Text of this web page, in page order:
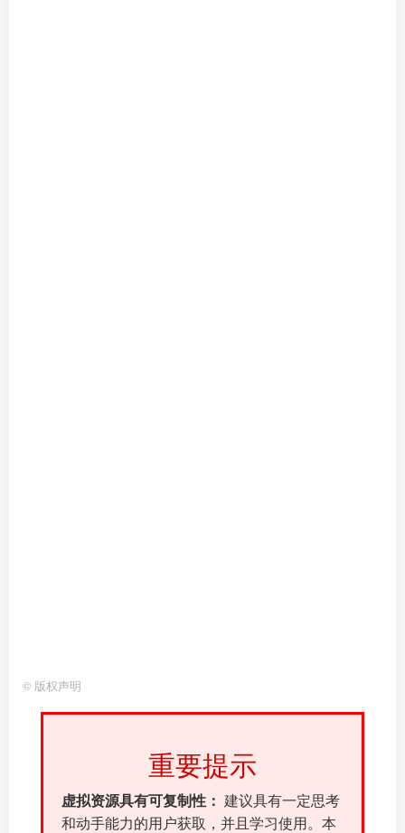
© 版权声明
重要提示
虚拟资源具有可复制性： 建议具有一定思考
和动手能力的用户获取，并且学习使用。本